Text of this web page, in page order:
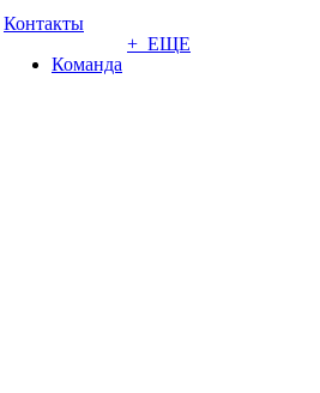
Контакты
Команда
+ ЕЩЕ